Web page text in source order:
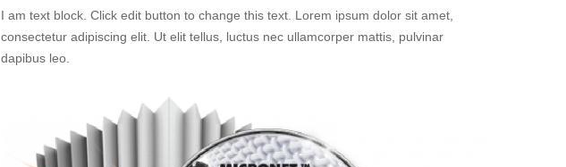
I am text block. Click edit button to change this text. Lorem ipsum dolor sit amet,
consectetur adipiscing elit. Ut elit tellus, luctus nec ullamcorper mattis, pulvinar
dapibus leo.